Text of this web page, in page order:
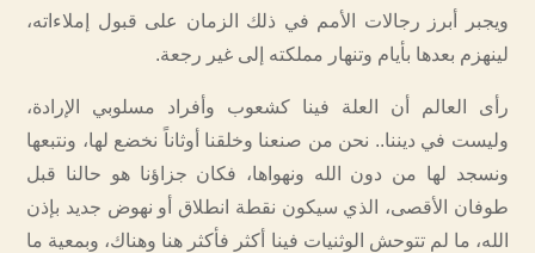
ويجبر أبرز رجالات الأمم في ذلك الزمان على قبول إملاءاته،
لينهزم بعدها بأيام وتنهار مملكته إلى غير رجعة.
رأى العالم أن العلة فينا كشعوب وأفراد مسلوبي الإرادة،
وليست في ديننا.. نحن من صنعنا وخلقنا أوثاناً نخضع لها، ونتبعها
ونسجد لها من دون الله ونهواها، فكان جزاؤنا هو حالنا قبل
طوفان الأقصى، الذي سيكون نقطة انطلاق أو نهوض جديد بإذن
الله، ما لم تتوحش الوثنيات فينا أكثر فأكثر هنا وهناك، وبمعية ما